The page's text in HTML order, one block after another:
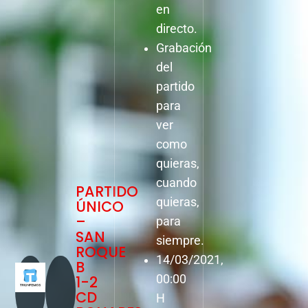
PARTIDO
ÚNICO
–
SAN
ROQUE
B
1-2
CD
en
directo.
Grabación
del
partido
para
ver
como
quieras,
cuando
quieras,
para
siempre.
14/03/2021,
00:00
H